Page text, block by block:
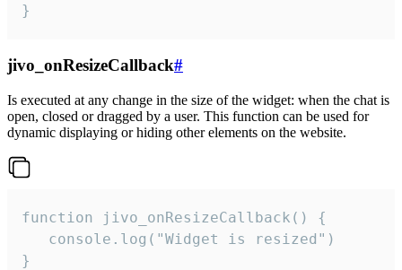
}
jivo_onResizeCallback#
Is executed at any change in the size of the widget: when the chat is
open, closed or dragged by a user. This function can be used for
dynamic displaying or hiding other elements on the website.
function jivo_onResizeCallback() {
   console.log("Widget is resized")
}